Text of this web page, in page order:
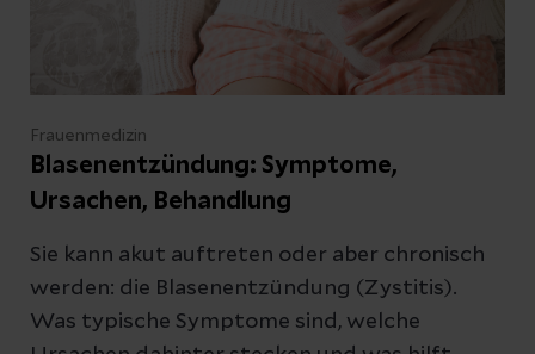
Frauenmedizin
Blasenentzündung: Symptome,
Ursachen, Behandlung
Sie kann akut auftreten oder aber chronisch
werden: die Blasenentzündung (Zystitis).
Was typische Symptome sind, welche